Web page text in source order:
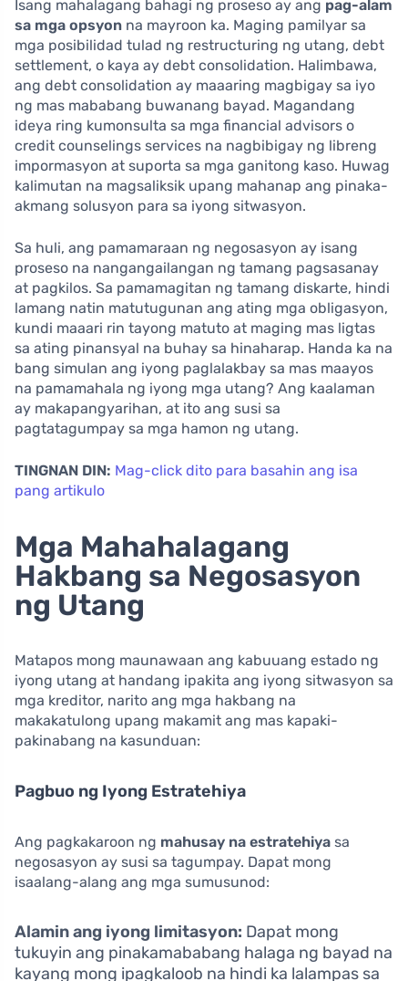
Isang mahalagang bahagi ng proseso ay ang pag-alam
sa mga opsyon na mayroon ka. Maging pamilyar sa
mga posibilidad tulad ng restructuring ng utang, debt
settlement, o kaya ay debt consolidation. Halimbawa,
ang debt consolidation ay maaaring magbigay sa iyo
ng mas mababang buwanang bayad. Magandang
ideya ring kumonsulta sa mga financial advisors o
credit counselings services na nagbibigay ng libreng
impormasyon at suporta sa mga ganitong kaso. Huwag
kalimutan na magsaliksik upang mahanap ang pinaka-
akmang solusyon para sa iyong sitwasyon.
Sa huli, ang pamamaraan ng negosasyon ay isang
proseso na nangangailangan ng tamang pagsasanay
at pagkilos. Sa pamamagitan ng tamang diskarte, hindi
lamang natin matutugunan ang ating mga obligasyon,
kundi maaari rin tayong matuto at maging mas ligtas
sa ating pinansyal na buhay sa hinaharap. Handa ka na
bang simulan ang iyong paglalakbay sa mas maayos
na pamamahala ng iyong mga utang? Ang kaalaman
ay makapangyarihan, at ito ang susi sa
pagtatagumpay sa mga hamon ng utang.
TINGNAN DIN: Mag-click dito para basahin ang isa
pang artikulo
Mga Mahahalagang
Hakbang sa Negosasyon
ng Utang
Matapos mong maunawaan ang kabuuang estado ng
iyong utang at handang ipakita ang iyong sitwasyon sa
mga kreditor, narito ang mga hakbang na
makakatulong upang makamit ang mas kapaki-
pakinabang na kasunduan:
Pagbuo ng Iyong Estratehiya
Ang pagkakaroon ng mahusay na estratehiya sa
negosasyon ay susi sa tagumpay. Dapat mong
isaalang-alang ang mga sumusunod:
Alamin ang iyong limitasyon: Dapat mong
tukuyin ang pinakamababang halaga ng bayad na
kayang mong ipagkaloob na hindi ka lalampas sa